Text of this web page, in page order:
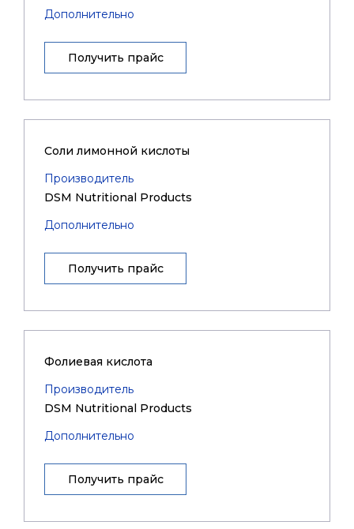
Дополнительно
Получить прайс
Соли лимонной кислоты
Производитель
DSM Nutritional Products
Дополнительно
Получить прайс
Фолиевая кислота
Производитель
DSM Nutritional Products
Дополнительно
Получить прайс